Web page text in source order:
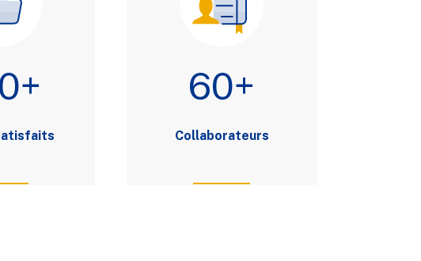
60+
Collaborateurs